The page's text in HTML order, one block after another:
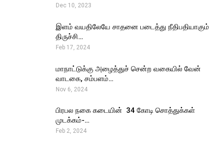
Dec 10, 2023
இளம் வயதிலேயே சாதனை படைத்து நீதிபதியாகும்
திருச்சி…
Feb 17, 2024
மாநாட்டுக்கு அழைத்துச் சென்ற வகையில் வேன்
வாடகை, சம்பளம்…
Nov 6, 2024
பிரபல நகை கடையின் ₹ 34 கோடி சொத்துக்கள்
முடக்கம்-…
Feb 2, 2024